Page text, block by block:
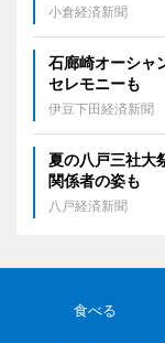
小倉経済新聞
石廊崎オーシ
セレモニーも
伊豆下田経済新聞
夏の八戸三社大
関係者の姿も
八戸経済新聞
食べる